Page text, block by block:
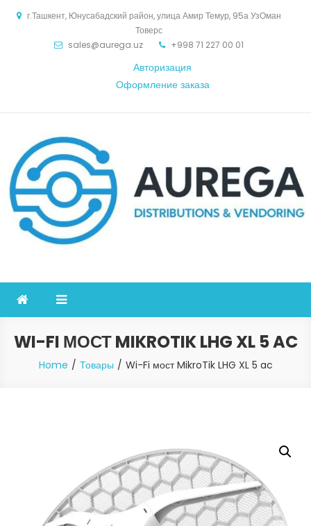
г.Ташкент, Юнусабадский район, улица Амир Темур, 95а УзОман
Товерс
sales@aurega.uz
+998 71 227 00 01
Авторизация
Оформление заказа
WI-FI МОСТ MIKROTIK LHG XL 5 AC
Home Товары Wi-Fi мост MikroTik LHG XL 5 ac